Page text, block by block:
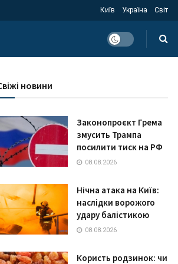
Київ Україна Світ
новини
Законопроєкт Грема
змусить Трампа
посилити тиск на РФ
08.08.2026
Нічна атака на Київ:
наслідки ворожого
удару балістикою
08.08.2026
Користь родзинок: чи